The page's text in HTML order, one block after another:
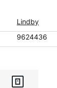
Lindby
9624436